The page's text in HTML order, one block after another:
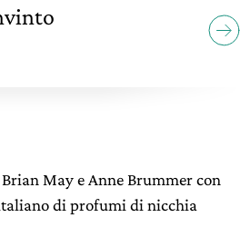
May e Anne Brummer con
di profumi di nicchia